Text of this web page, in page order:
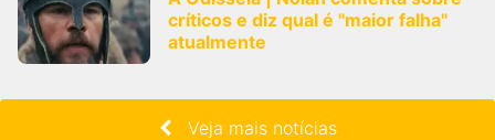
críticos e diz qual é "maior falha"
atualmente
Veja mais notícias